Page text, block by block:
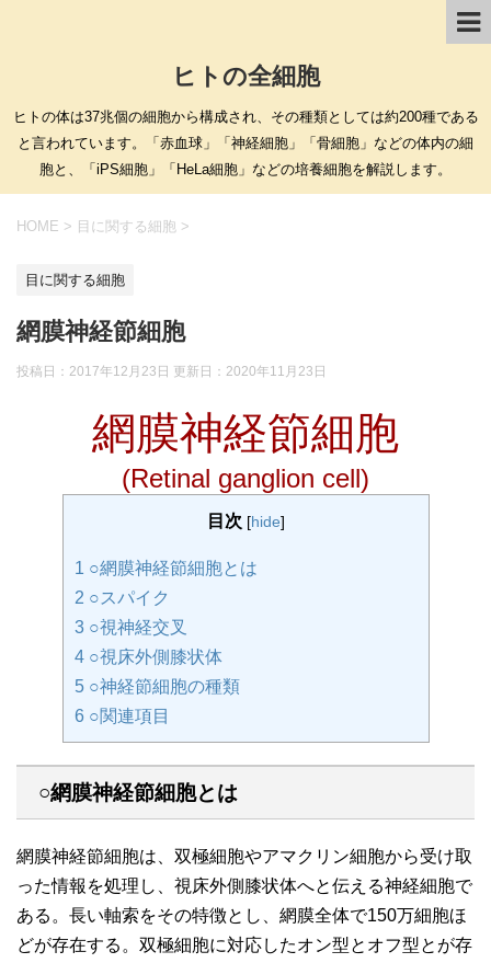
ヒトの全細胞
ヒトの体は37兆個の細胞から構成され、その種類としては約200種である
と言われています。「赤血球」「神経細胞」「骨細胞」などの体内の細
胞と、「iPS細胞」「HeLa細胞」などの培養細胞を解説します。
HOME > 目に関する細胞 >
目に関する細胞
網膜神経節細胞
投稿日：2017年12月23日 更新日： 2020年11月23日
網膜神経節細胞
(Retinal ganglion cell)
目次 [hide]
1 ○網膜神経節細胞とは
2 ○スパイク
3○視神経交叉
4○視床外側膝状体
5○神経節細胞の種類
6○関連項目
○網膜神経節細胞とは
網膜神経節細胞は、双極細胞やアマクリン細胞から受け取
った情報を処理し、視床外側膝状体へと伝える神経細胞で
ある。長い軸索をその特徴とし、網膜全体で150万細胞ほ
どが存在する。双極細胞に対応したオン型とオフ型とが存